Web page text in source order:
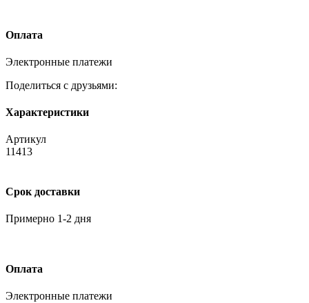
Оплата
Электронные платежи
Поделиться с друзьями:
Характеристики
Артикул
11413
Срок доставки
Примерно 1-2 дня
Оплата
Электронные платежи